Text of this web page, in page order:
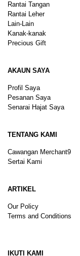
Rantai Tangan
Rantai Leher
Lain-Lain
Kanak-kanak
Precious Gift
AKAUN SAYA
Profil Saya
Pesanan Saya
Senarai Hajat Saya
TENTANG KAMI
Cawangan Merchant9
Sertai Kami
ARTIKEL
Our Policy
Terms and Conditions
IKUTI KAMI